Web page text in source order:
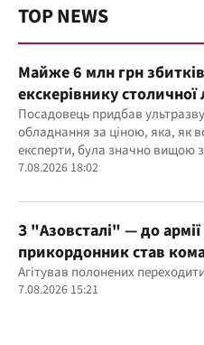
TOP NEWS
Майже 6 млн грн
екскерівнику столичної
підозру
Посадовець придбав
обладнання за ціною, яка, як
експерти, була значно вищою
7.08.2026 18:02
З "Азовсталі" — до
прикордонник став
розрахунку окупантів
Агітував полонених
7.08.2026 15:21